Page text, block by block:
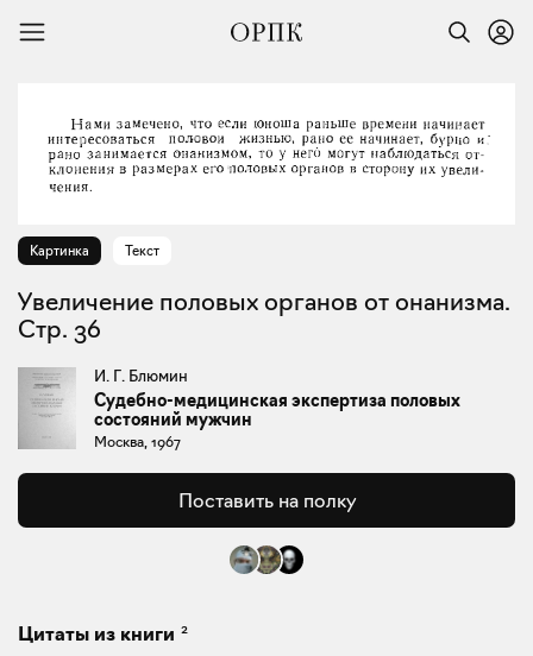
Картинка Текст
Увеличение половых органов от онанизма.
Стр. 36
И. Г. Блюмин
Судебно-медицинская экспертиза половых
состояний мужчин
Москва, 1967
Поставить на полку
Цитаты из книги 2